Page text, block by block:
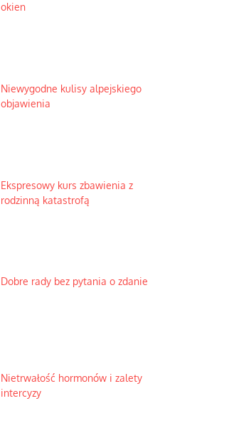
okien
Niewygodne kulisy alpejskiego
objawienia
Ekspresowy kurs zbawienia z
rodzinną katastrofą
Dobre rady bez pytania o zdanie
Nietrwałość hormonów i zalety
intercyzy